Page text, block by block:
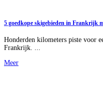
5 goedkope skigebieden in Frankrijk
Honderden kilometers piste voor
Frankrijk. ...
Meer